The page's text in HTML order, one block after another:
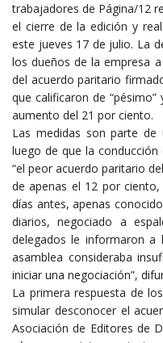
trabajadores de Página/12
el cierre de la edición y
este jueves 17 de julio. La
los dueños de la empresa
del acuerdo paritario
que calificaron de
aumento del 21 por ciento.
Las medidas son parte
luego de que la
“el peor acuerdo paritario
de apenas el 12 por
días antes, apenas
diarios, negociado a
delegados le informaron a
asamblea consideraba
iniciar una negociación”,
La primera respuesta de
simular desconocer el
Asociación de Editores de